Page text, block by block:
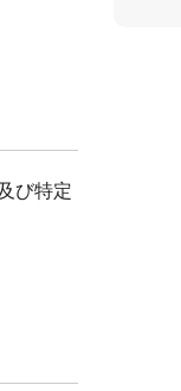
び特定